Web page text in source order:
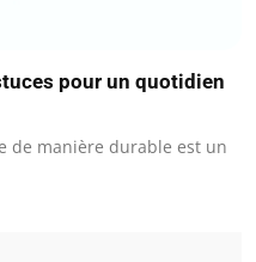
pour un quotidien
de manière durable est un